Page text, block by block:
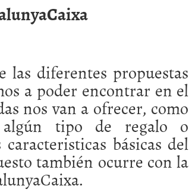
de remuneración en su cuenta online
las diferentes propuestas
a poder encontrar en el
nos van a ofrecer, como
algún tipo de regalo o
básicas del
también ocurre con la